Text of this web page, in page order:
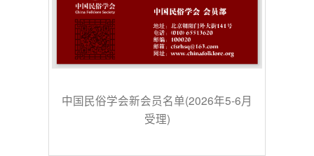
中国民俗学会新会员名单(2026年5-6月
受理)